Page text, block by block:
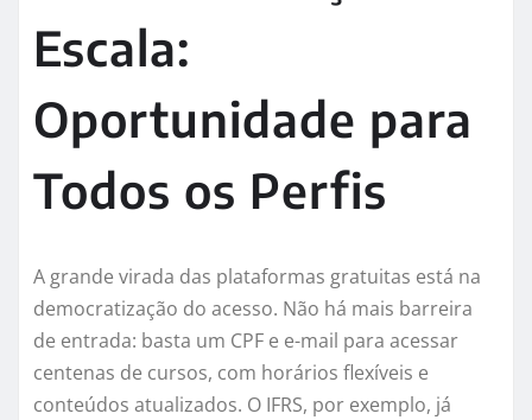
Escala:
Oportunidade para
Todos os Perfis
A grande virada das plataformas gratuitas está na
democratização do acesso. Não há mais barreira
de entrada: basta um CPF e e-mail para acessar
centenas de cursos, com horários flexíveis e
conteúdos atualizados. O IFRS, por exemplo, já